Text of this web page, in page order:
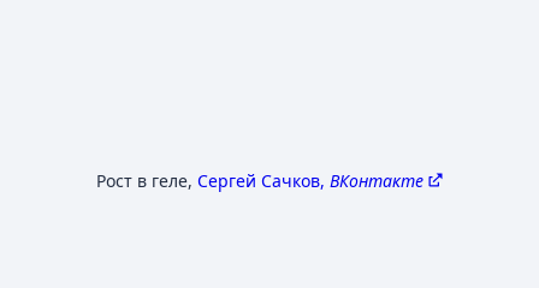
Рост в геле, Сергей Сачков, ВКонтакте